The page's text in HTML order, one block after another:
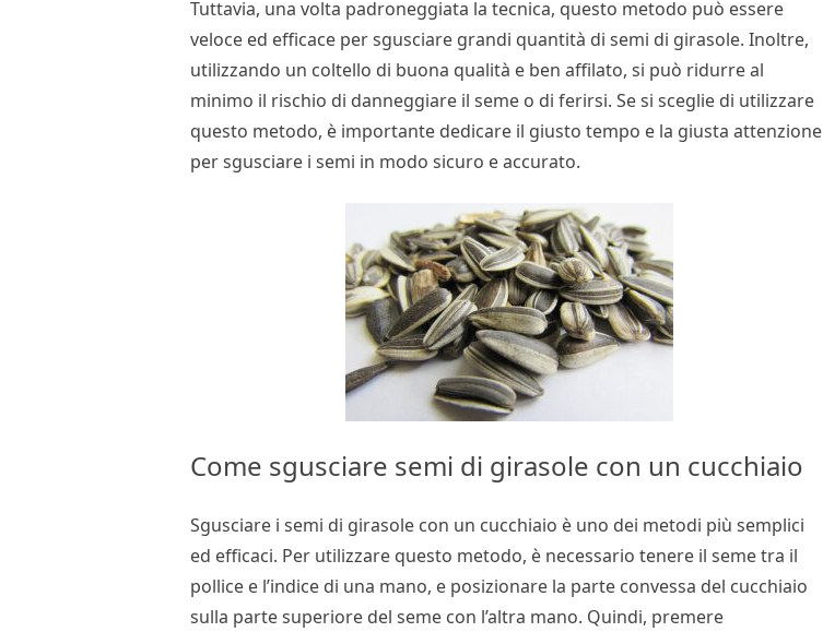
Tuttavia, una volta padroneggiata la tecnica, questo metodo può essere
veloce ed efficace per sgusciare grandi quantità di semi di girasole. Inoltre,
utilizzando un coltello di buona qualità e ben affilato, si può ridurre al
minimo il rischio di danneggiare il seme o di ferirsi. Se si sceglie di utilizzare
questo metodo, è importante dedicare il giusto tempo e la giusta attenzione
per sgusciare i semi in modo sicuro e accurato.
Come sgusciare semi di girasole con un cucchiaio
Sgusciare i semi di girasole con un cucchiaio è uno dei metodi più semplici
ed efficaci. Per utilizzare questo metodo, è necessario tenere il seme tra il
pollice e l’indice di una mano, e posizionare la parte convessa del cucchiaio
sulla parte superiore del seme con l’altra mano. Quindi, premere